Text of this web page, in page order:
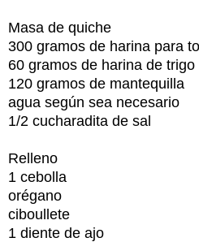
Masa de quiche
300 gramos de harina para
60 gramos de harina de trigo
120 gramos de mantequilla
agua según sea necesario
1/2 cucharadita de sal
Relleno
1 cebolla
orégano
ciboullete
1 diente de ajo